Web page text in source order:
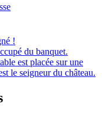
!
du banquet.
est placée sur une
le seigneur du château.